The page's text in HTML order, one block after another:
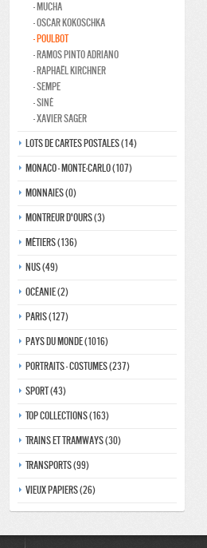
- Mucha
- Oscar kokoschka
- Poulbot
- Ramos Pinto adriano
- Raphaël kirchner
- Sempe
- Siné
- Xavier Sager
Lots de Cartes Postales (14)
Monaco - monte-carlo (107)
Monnaies (0)
Montreur d'ours (3)
Métiers (136)
Nus (49)
Océanie (2)
Paris (127)
Pays du monde (1016)
Portraits - costumes (237)
Sport (43)
Top collections (163)
Trains et tramways (30)
Transports (99)
Vieux papiers (26)